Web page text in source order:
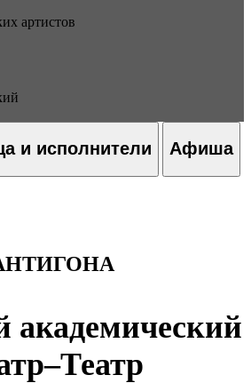
артистов
и исполнители Афиша
академический